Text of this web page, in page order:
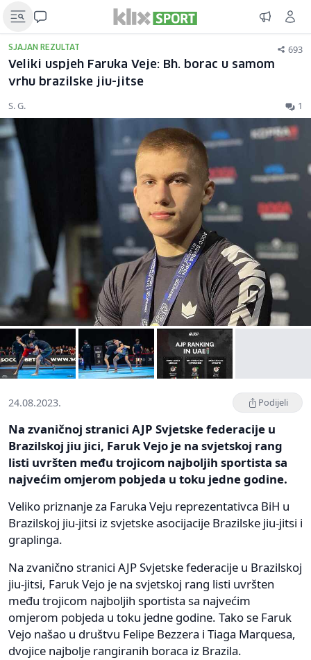
SJAJAN REZULTAT 693
Veliki uspjeh Faruka Veje: Bh. borac u samom
vrhu brazilske jiu-jitse
S. G. 1
24.08.2023. Podijeli
Na zvaničnoj stranici AJP Svjetske federacije u
Brazilskoj jiu jici, Faruk Vejo je na svjetskoj rang
listi uvršten među trojicom najboljih sportista sa
najvećim omjerom pobjeda u toku jedne godine.
Veliko priznanje za Faruka Veju reprezentativca BiH u
Brazilskoj jiu-jitsi iz svjetske asocijacije Brazilske jiu-jitsi i
graplinga.
Na zvanično stranici AJP Svjetske federacije u Brazilskoj
jiu-jitsi, Faruk Vejo je na svjetskoj rang listi uvršten
među trojicom najboljih sportista sa najvećim
omjerom pobjeda u toku jedne godine. Tako se Faruk
Vejo našao u društvu Felipe Bezzera i Tiaga Marquesa,
dvojice najbolje rangiranih boraca iz Brazila.